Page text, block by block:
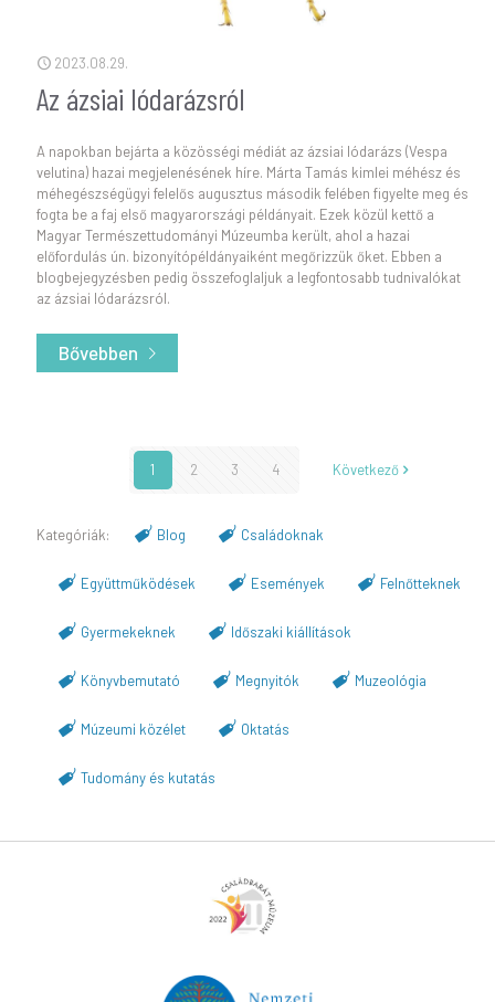
Blog Családoknak
Együttműködések Események Felnőtteknek
Gyermekeknek Időszaki kiállítások
Könyvbemutató Megnyitók Muzeológia
Múzeumi közélet Oktatás
Tudomány és kutatás
2023.08.29.
Az ázsiai lódarázsról
A napokban bejárta a közösségi médiát az ázsiai lódarázs (Vespa
velutina) hazai megjelenésének híre. Márta Tamás kimlei méhész és
méhegészségügyi felelős augusztus második felében figyelte meg és
fogta be a faj első magyarországi példányait. Ezek közül kettő a
Magyar Természettudományi Múzeumba került, ahol a hazai
előfordulás ún. bizonyítópéldányaiként megőrizzük őket. Ebben a
blogbejegyzésben pedig összefoglaljuk a legfontosabb tudnivalókat
az ázsiai lódarázsról.
Bővebben
- Az ázsiai lódarázsról
1 2 3 4 Következő